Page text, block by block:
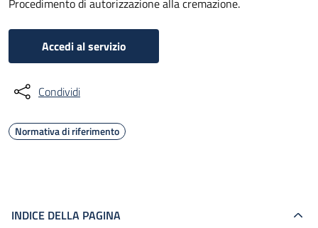
Procedimento di autorizzazione alla cremazione.
Accedi al servizio
Condividi
Normativa di riferimento
INDICE DELLA PAGINA